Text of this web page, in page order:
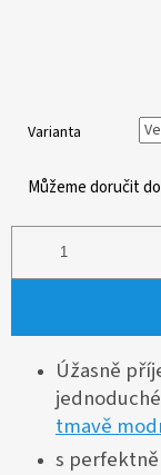
Varianta
Můžeme doručit
Úžasně
tmavě
s